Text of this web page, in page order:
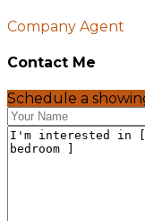
Company Agent
Contact Me
Schedule a